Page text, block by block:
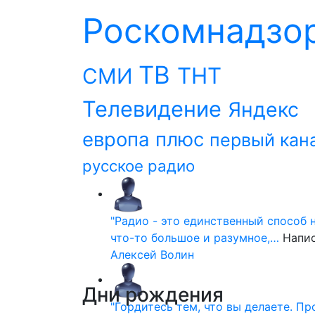
СМИ ТВ ТНТ
Телевидение Яндекс
европа плюс первый
русское радио
"Радио - это единственный способ
что-то большое и разумное,…
Алексей Волин
"Гордитесь тем, что вы делаете.
Днирождения